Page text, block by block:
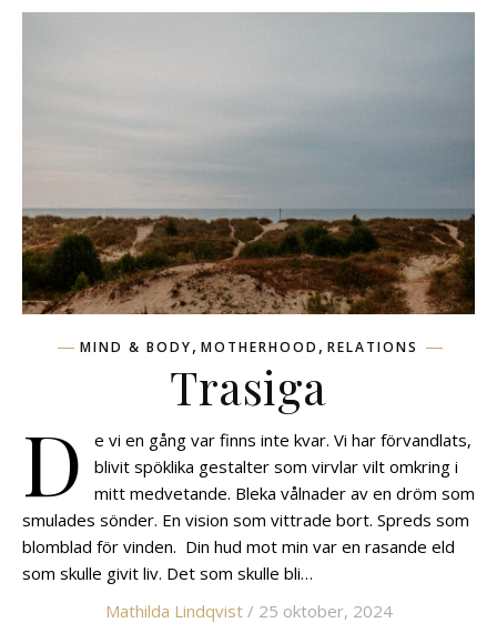
MIND & BODY, MOTHERHOOD , RELATIONS
Trasiga
D
e vi en gång var finns inte kvar. Vi har förvandlats,
blivit spöklika gestalter som virvlar vilt omkring i
mitt medvetande. Bleka vålnader av en dröm som
smulades sönder. En vision som vittrade bort. Spreds som
blomblad för vinden. Din hud mot min var en rasande eld
som skulle givit liv. Det som skulle bli…
Mathilda Lindqvist/ 25 oktober, 2024